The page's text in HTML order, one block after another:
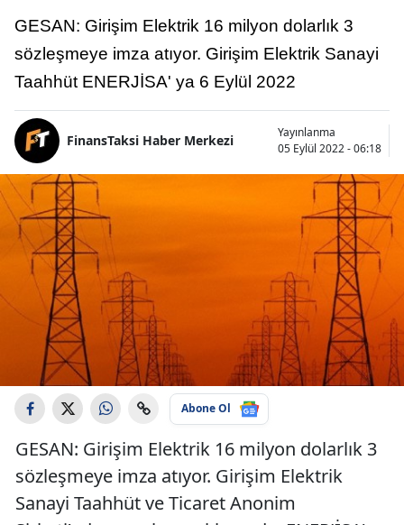
GESAN: Girişim Elektrik 16 milyon dolarlık 3
sözleşmeye imza atıyor. Girişim Elektrik Sanayi
Taahhüt ENERJİSA' ya 6 Eylül 2022
FinansTaksi Haber Merkezi
Yayınlanma
05 Eylül 2022 - 06:18
Abone Ol
GESAN: Girişim Elektrik 16 milyon dolarlık 3
sözleşmeye imza atıyor. Girişim Elektrik
Sanayi Taahhüt ve Ticaret Anonim